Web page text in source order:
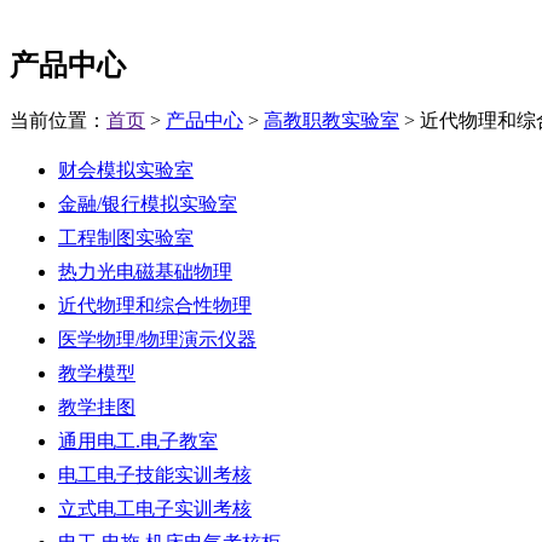
产品中心
当前位置： 首页 > 产品中心 > 高教职教实验室 > 近代物理和综
财会模拟实验室
金融/银行模拟实验室
工程制图实验室
热力光电磁基础物理
近代物理和综合性物理
医学物理/物理演示仪器
教学模型
教学挂图
通用电工.电子教室
电工电子技能实训考核
立式电工电子实训考核